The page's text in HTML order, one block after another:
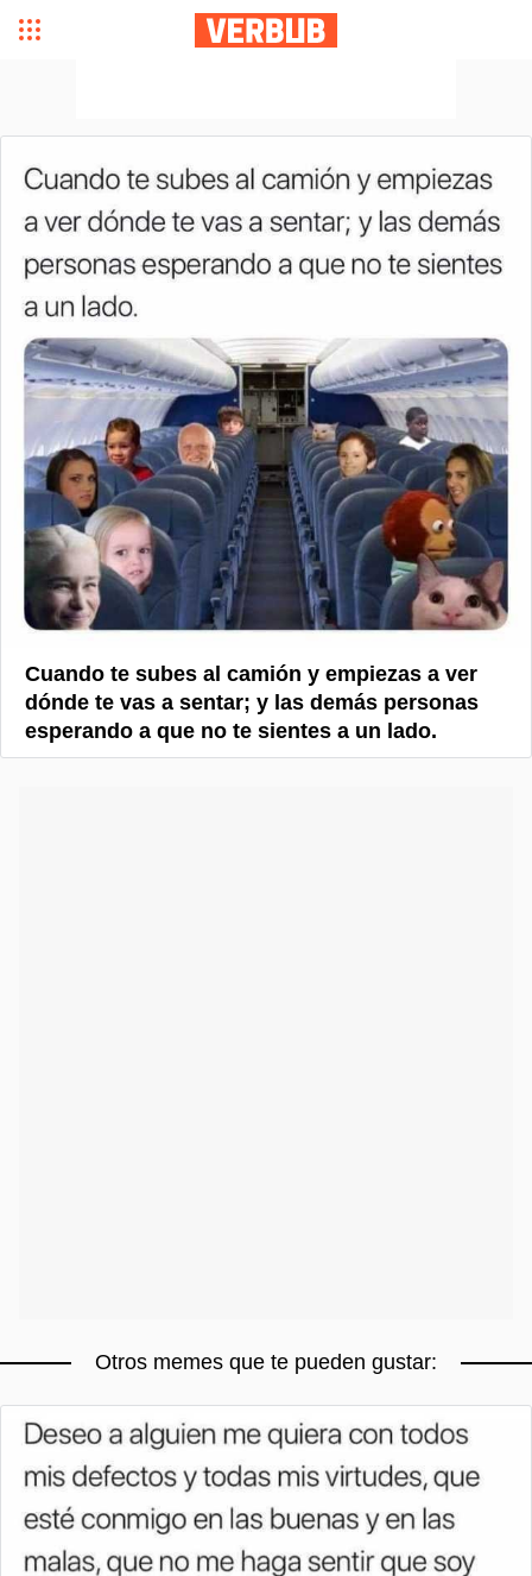
Cuando te subes al camión y empiezas a ver
dónde te vas a sentar; y las demás personas
esperando a que no te sientes a un lado.
Otros memes que te pueden gustar: